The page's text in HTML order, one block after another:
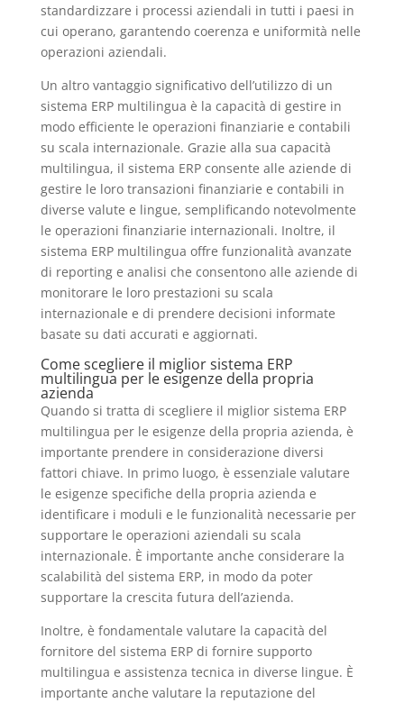
standardizzare i processi aziendali in tutti i paesi in
cui operano, garantendo coerenza e uniformità nelle
operazioni aziendali.
Un altro vantaggio significativo dell’utilizzo di un
sistema ERP multilingua è la capacità di gestire in
modo efficiente le operazioni finanziarie e contabili
su scala internazionale. Grazie alla sua capacità
multilingua, il sistema ERP consente alle aziende di
gestire le loro transazioni finanziarie e contabili in
diverse valute e lingue, semplificando notevolmente
le operazioni finanziarie internazionali. Inoltre, il
sistema ERP multilingua offre funzionalità avanzate
di reporting e analisi che consentono alle aziende di
monitorare le loro prestazioni su scala
internazionale e di prendere decisioni informate
basate su dati accurati e aggiornati.
Come scegliere il miglior sistema ERP
multilingua per le esigenze della propria
azienda
Quando si tratta di scegliere il miglior sistema ERP
multilingua per le esigenze della propria azienda, è
importante prendere in considerazione diversi
fattori chiave. In primo luogo, è essenziale valutare
le esigenze specifiche della propria azienda e
identificare i moduli e le funzionalità necessarie per
supportare le operazioni aziendali su scala
internazionale. È importante anche considerare la
scalabilità del sistema ERP, in modo da poter
supportare la crescita futura dell’azienda.
Inoltre, è fondamentale valutare la capacità del
fornitore del sistema ERP di fornire supporto
multilingua e assistenza tecnica in diverse lingue. È
importante anche valutare la reputazione del